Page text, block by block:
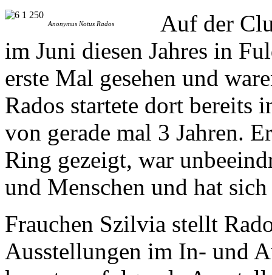
Anonymus Notus Rados Auf der
im Juni diesen Jahres in
erste Mal gesehen und
Rados startete dort bereits
von gerade mal 3 Jahren.
Ring gezeigt, war
und Menschen und hat
Frauchen Szilvia stellt
Ausstellungen im In- und